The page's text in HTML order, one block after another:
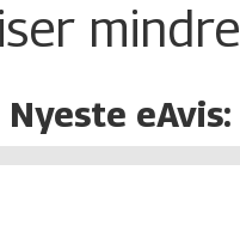
mindre
Nyeste eAvis: